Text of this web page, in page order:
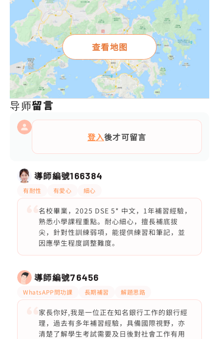
查看地图
导师留言
登入後才可留言
導師編號166384
有耐性 有愛心 細心
名校畢業，2025 DSE 5* 中文，1年補習經驗，
熟悉小學課程重點。耐心細心，擅長補底拔
尖，針對性訓練弱項，能提供練習和筆記，並
因應學生程度調整難度。
導師編號76456
WhatsAPP問功課 長期補習 解題思路
家長你好,我是一位正在知名銀行工作的銀行經
理，過去有多年補習經驗，具備國際視野，亦
清楚了解學生考試需要及日後對社會工作有用